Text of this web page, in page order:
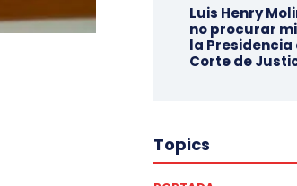
Luis Henry
no procurar
la
Corte de
Topics